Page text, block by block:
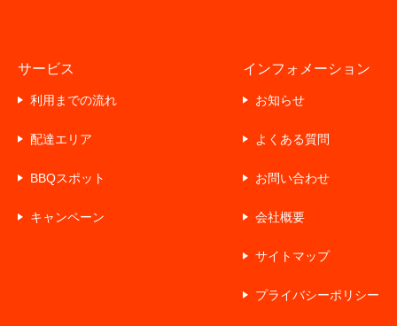
サービス
利用までの流れ
配達エリア
BBQスポット
キャンペーン
インフォメーション
お知らせ
よくある質問
お問い合わせ
会社概要
サイトマップ
プライバシーポリシー